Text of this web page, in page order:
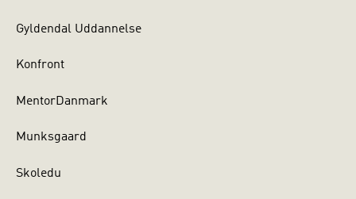
Gyldendal Uddannelse
Konfront
MentorDanmark
Munksgaard
Skoledu